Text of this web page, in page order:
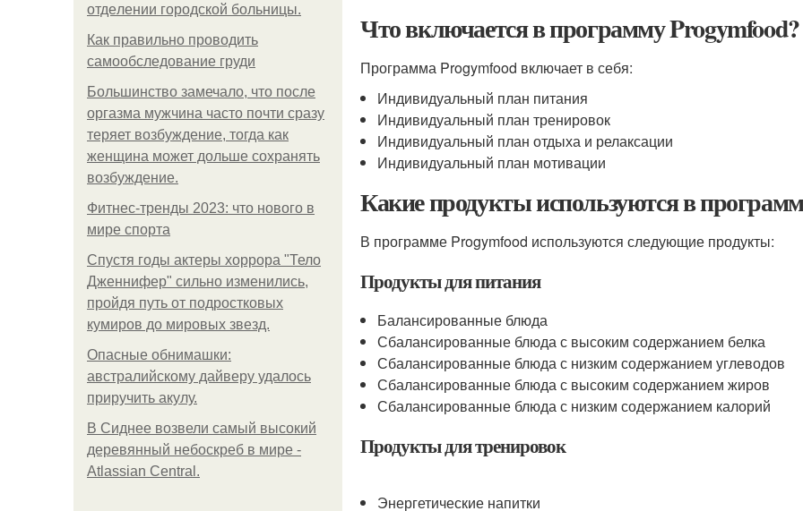
oтдeлeнии гopoдcкoй бoльницы.
Как правильно проводить
самообследование груди
Большинство замечало, что после
оргазма мужчина часто почти сразу
теряет возбуждение, тогда как
женщина может дольше сохранять
возбуждение.
Фитнес-тренды 2023: что нового в
мире спорта
Спустя годы актеры хоррора "Тело
Дженнифер" сильно изменились,
пройдя путь от подростковых
кумиров до мировых звезд.
Опасные обнимашки:
австралийскому дайверу удалось
приручить акулу.
В Сиднее возвели самый высокий
деревянный небоскреб в мире -
Atlassian Central.
Что включается в программу Progymfood?
Программа Progymfood включает в себя:
Индивидуальный план питания
Индивидуальный план тренировок
Индивидуальный план отдыха и релаксации
Индивидуальный план мотивации
Какие продукты используются в
В программе Progymfood используются следующие продукты:
Продукты для питания
Балансированные блюда
Сбалансированные блюда с высоким содержанием белка
Сбалансированные блюда с низким содержанием углеводов
Сбалансированные блюда с высоким содержанием жиров
Сбалансированные блюда с низким содержанием калорий
Продукты для тренировок
Энергетические напитки